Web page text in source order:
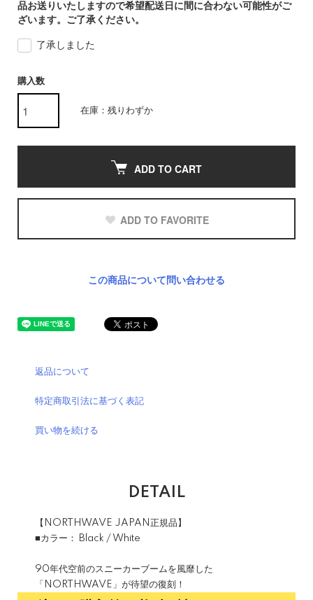
品お送りいたしますので希望配送日に間に合わない可能性がご
ざいます。ご了承ください。
了承しました
購入数
在庫：残りわずか
ADD TO CART
ADD TO FAVORITE
この商品について問い合わせる
返品について
特定商取引法に基づく表記
買い物を続ける
DETAIL
【NORTHWAVE JAPAN正規品】
■カラー： Black / White
90年代空前のスニーカーブームを風靡した
「NORTHWAVE」が待望の復刻！